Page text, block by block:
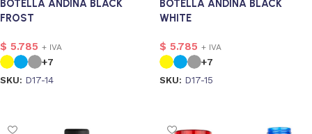
BOTELLA ANDINA BLACK
FROST
$ 5.785 + IVA
+7
SKU: D17-14
BOTELLA ANDINA BLACK
WHITE
$ 5.785 + IVA
+7
SKU: D17-15